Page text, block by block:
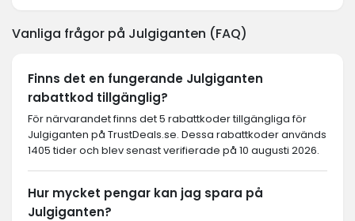
Vanliga frågor på Julgiganten (FAQ)
Finns det en fungerande Julgiganten
rabattkod tillgänglig?
För närvarandet finns det 5 rabattkoder tillgängliga för
Julgiganten på TrustDeals.se. Dessa rabattkoder används
1405 tider och blev senast verifierade på 10 augusti 2026.
Hur mycket pengar kan jag spara på
Julgiganten?